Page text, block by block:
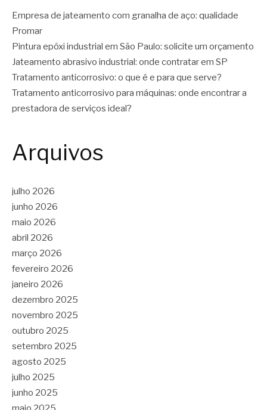
Empresa de jateamento com granalha de aço: qualidade
Promar
Pintura epóxi industrial em São Paulo: solicite um orçamento
Jateamento abrasivo industrial: onde contratar em SP
Tratamento anticorrosivo: o que é e para que serve?
Tratamento anticorrosivo para máquinas: onde encontrar a
prestadora de serviços ideal?
Arquivos
julho 2026
junho 2026
maio 2026
abril 2026
março 2026
fevereiro 2026
janeiro 2026
dezembro 2025
novembro 2025
outubro 2025
setembro 2025
agosto 2025
julho 2025
junho 2025